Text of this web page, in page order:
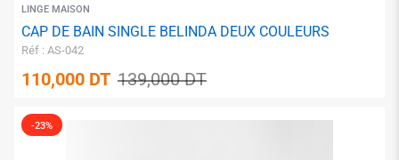
LINGE MAISON
CAP DE BAIN SINGLE BELINDA DEUX COULEURS
Réf : AS-042
139,000DT
110,000 DT
-23%